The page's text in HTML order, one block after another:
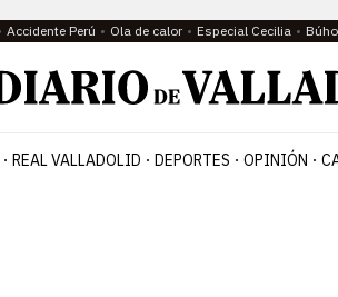
Accidente Perú Ola de calor Especial Cecilia
REAL VALLADOLID DEPORTES OPINIÓN